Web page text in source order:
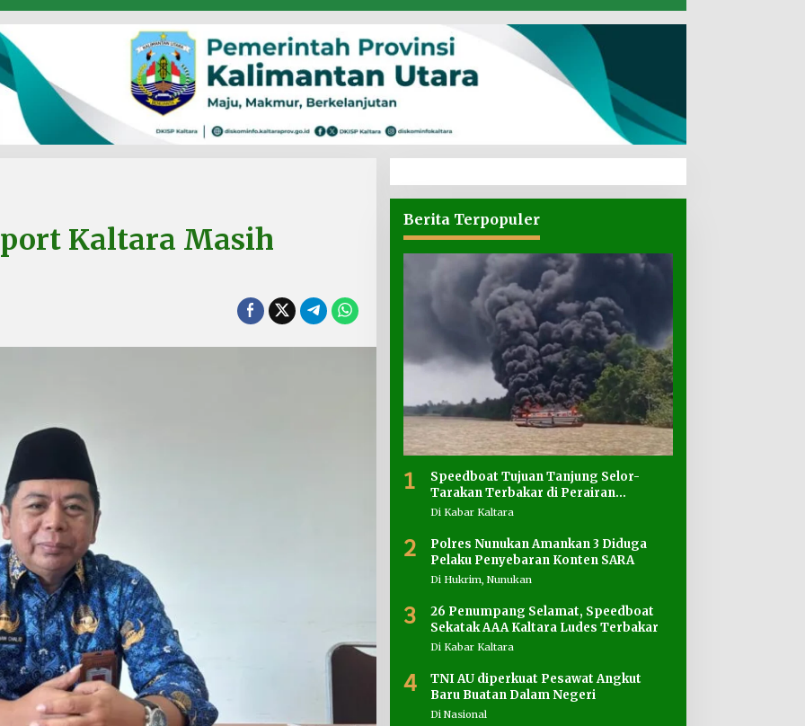
Kaltara Masih
Berita Terpopuler
1
Speedboat Tujuan Tanjung Selor-
Tarakan Terbakar di Perairan
Salimbatu
Di Kabar Kaltara
2
Polres Nunukan Amankan 3 Diduga
Pelaku Penyebaran Konten SARA
Di Hukrim, Nunukan
3
26 Penumpang Selamat, Speedboat
Sekatak AAA Kaltara Ludes Terbakar
Di Kabar Kaltara
4
TNI AU diperkuat Pesawat Angkut
Baru Buatan Dalam Negeri
Di Nasional